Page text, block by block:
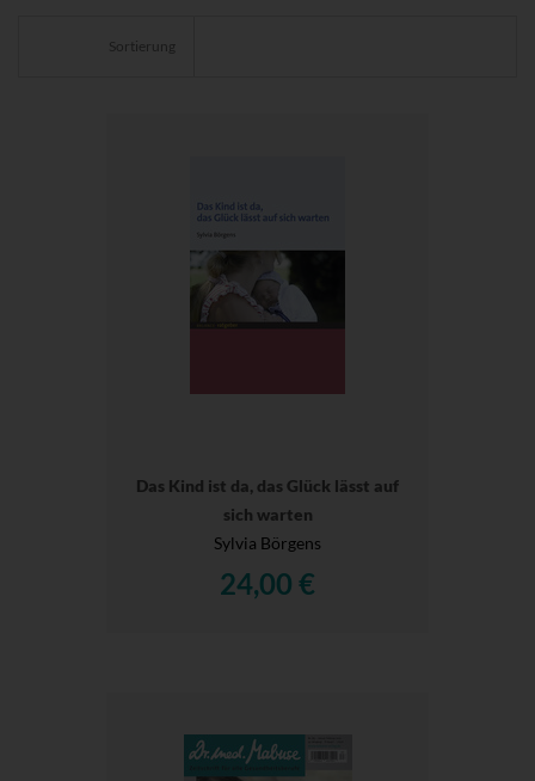
Sortierung
Das Kind ist da, das Glück lässt auf
sich warten
Sylvia Börgens
24,00 €